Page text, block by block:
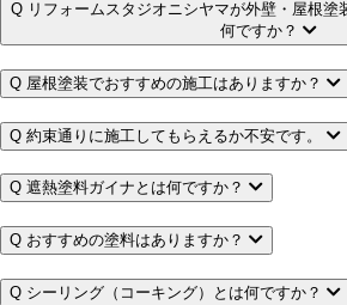
Q リフォームスタジオニシヤマが外壁・屋根塗
何ですか？
Q 屋根塗装でおすすめの施工はありますか？
Q 約束通りに施工してもらえるか不安です。
Q 遮熱塗料ガイナとは何ですか？
Q おすすめの塗料はありますか？
Q シーリング（コーキング）とは何ですか？